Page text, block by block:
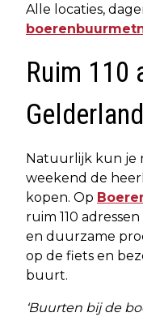
Alle locaties,
Ruim 110
Gelderland
Natuurlijk kun je
weekend de
kopen. Op
ruim 110
en duurzame
op de fiets en
buurt.
‘Buurten bij de